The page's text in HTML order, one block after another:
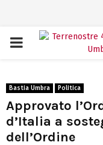
PRIMARY
Bastia Umbra Politica
Approvato
d’Italia a
dell’Ordine